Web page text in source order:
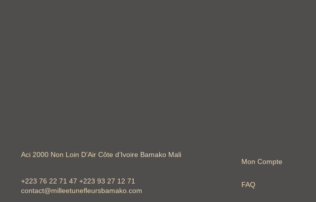
Aci 2000 Non Loin D’Air Côte d’Ivoire Bamako Mali
+223 76 22 71 47 +223 93 27 12 71
contact@milleetunefleursbamako.com
Mon Compte
FAQ